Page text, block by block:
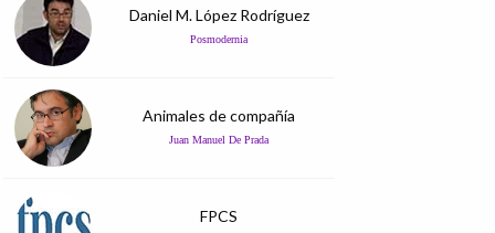
Daniel M. López Rodríguez
Posmodernia
Animales de compañía
Juan Manuel De Prada
FPCS